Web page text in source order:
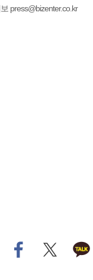
press@bizenter.co.kr